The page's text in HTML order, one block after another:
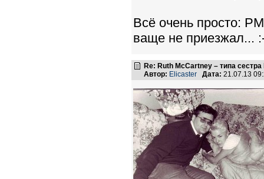
Всё очень просто:
ваще не приезжал...
Re: Ruth McCartney – типа сестра
Автор: Elicaster Дата: 21.07.13